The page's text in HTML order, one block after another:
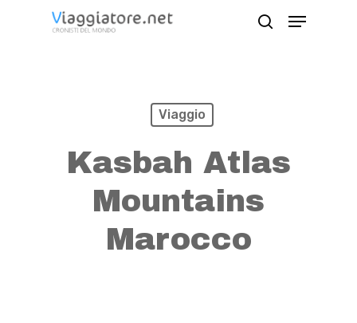
Menu
Viaggio
Kasbah Atlas
Mountains
Marocco